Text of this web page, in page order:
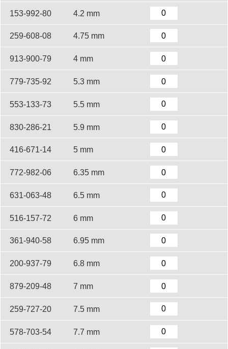
153-992-80 4.2 mm
259-608-08 4.75 mm
913-900-79 4 mm
779-735-92 5.3 mm
553-133-73 5.5 mm
830-286-21 5.9 mm
416-671-14 5 mm
772-982-06 6.35 mm
631-063-48 6.5 mm
516-157-72 6 mm
361-940-58 6.95 mm
200-937-79 6.8 mm
879-209-48 7 mm
259-727-20 7.5 mm
578-703-54 7.7 mm